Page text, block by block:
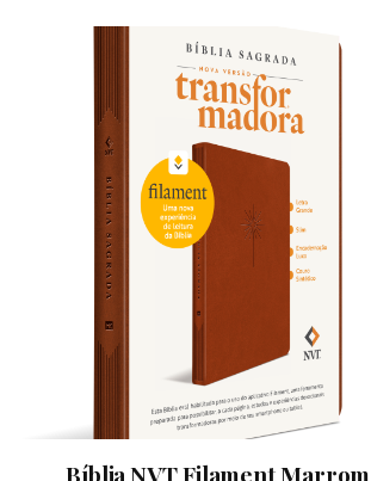
Bíblia NVT Filament Marrom